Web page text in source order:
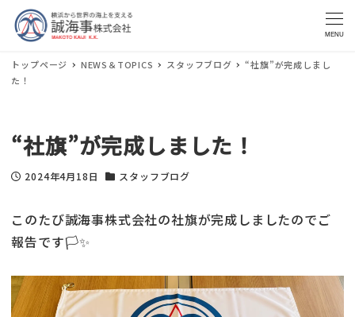
MENU
トップページ NEWS＆TOPICS スタッフブログ
“社旗”が完成しまし
た！
“社旗”が完成しました！
投稿日
2024年4月18日
カテゴリー
スタッフブログ
このたび誠海事株式会社の社旗が完成しましたのでご
報告です🏳✨